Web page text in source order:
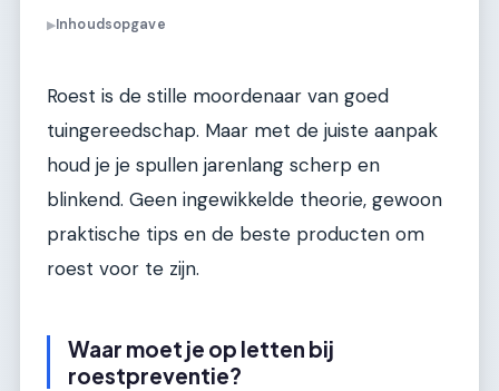
▶Inhoudsopgave
Roest is de stille moordenaar van goed
tuingereedschap. Maar met de juiste aanpak
houd je je spullen jarenlang scherp en
blinkend. Geen ingewikkelde theorie, gewoon
praktische tips en de beste producten om
roest voor te zijn.
Waar moet je op letten bij
roestpreventie?